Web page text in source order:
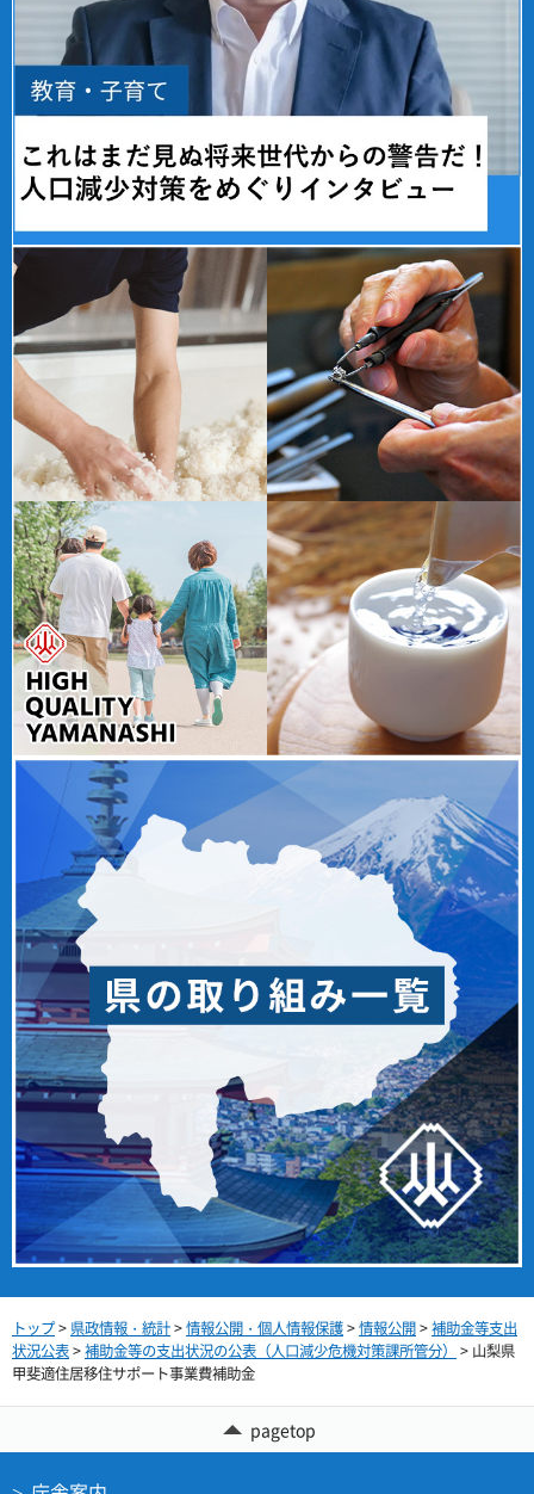
トップ> 県政情報・統計>情報公開・個人情報保護>情報公開>補助金等支出
状況公表>補助金等の支出状況の公表（人口減少危機対策課所管分）
> 山梨県
甲斐適住居移住サポート事業費補助金
pagetop